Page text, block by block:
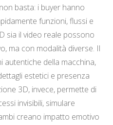
basta: i buyer hanno
funzioni, flussi e
sia il video reale possono
ma con modalità diverse. Il
autentiche della macchina,
estetici e presenza
3D, invece, permette di
invisibili, simulare
creano impatto emotivo